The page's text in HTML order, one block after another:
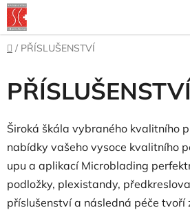
Přejít
na
obsah
Domů
/ PŘÍSLUŠENSTVÍ
PŘÍSLUŠENSTVÍ
Široká škála vybraného kvalitního
nabídky vašeho vysoce kvalitního
upu a aplikací Microblading
podložky, plexistandy,
příslušenství a následná péče tvoří